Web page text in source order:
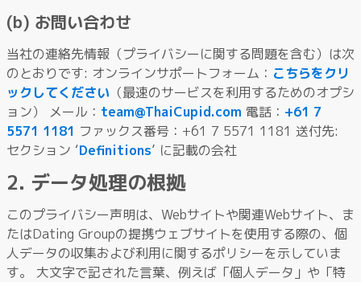
(b) お問い合わせ
当社の連絡先情報（プライバシーに関する問題を含む）は次
のとおりです: オンラインサポートフォーム： こちらをクリ
ックしてください （最速のサービスを利用するためのオプシ
ョン） メール： team@ThaiCupid.com 電話： +61 7
5571 1181 ファックス番号：+61 7 5571 1181 送付先:
セクション ‘Definitions’ に記載の会社
2. データ処理の根拠
このプライバシー声明は、Webサイトや関連Webサイト、ま
たはDating Groupの提携ウェブサイトを使用する際の、個
人データの収集および利用に関するポリシーを示していま
す。 大文字で記された言葉、例えば「個人データ」や「特